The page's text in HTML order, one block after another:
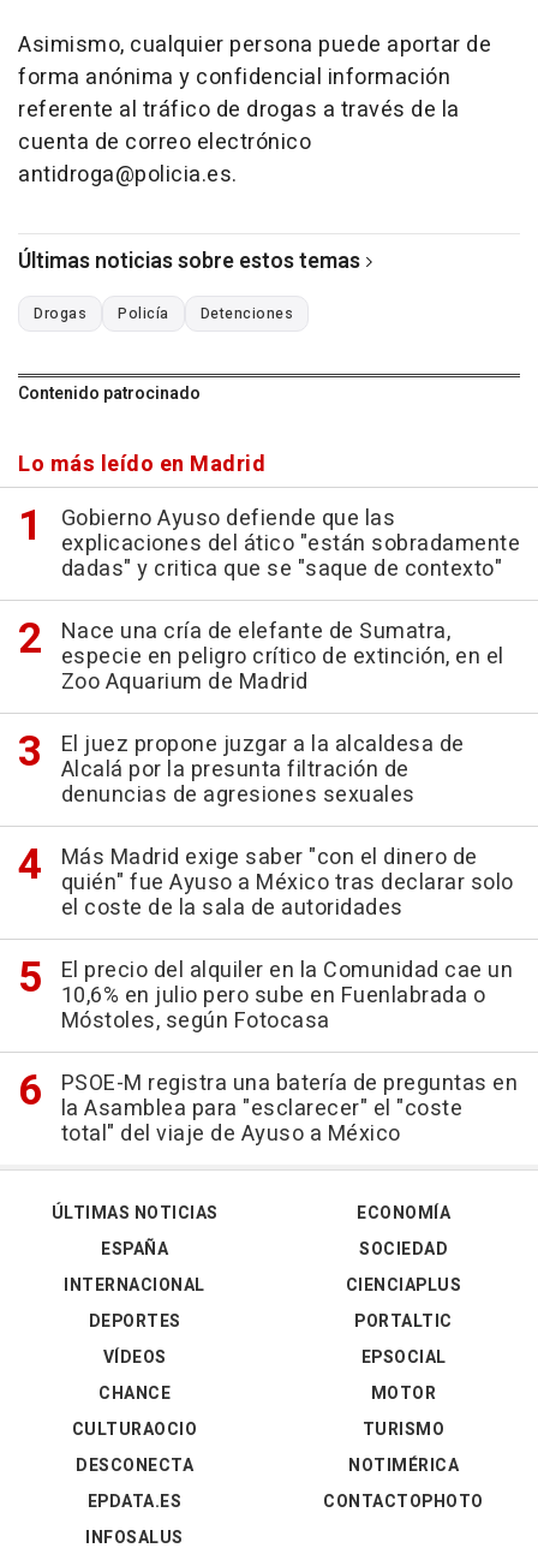
Asimismo, cualquier persona puede aportar de
forma anónima y confidencial información
referente al tráfico de drogas a través de la
cuenta de correo electrónico
antidroga@policia.es.
Últimas noticias sobre estos temas
Drogas Policía Detenciones
Contenido patrocinado
Lo más leído en Madrid
Gobierno Ayuso defiende que las
explicaciones del ático "están sobradamente
dadas" y critica que se "saque de contexto"
Nace una cría de elefante de Sumatra,
especie en peligro crítico de extinción, en el
Zoo Aquarium de Madrid
El juez propone juzgar a la alcaldesa de
Alcalá por la presunta filtración de
denuncias de agresiones sexuales
Más Madrid exige saber "con el dinero de
quién" fue Ayuso a México tras declarar solo
el coste de la sala de autoridades
El precio del alquiler en la Comunidad cae un
10,6% en julio pero sube en Fuenlabrada o
Móstoles, según Fotocasa
PSOE-M registra una batería de preguntas en
la Asamblea para "esclarecer" el "coste
total" del viaje de Ayuso a México
ÚLTIMAS NOTICIAS
ESPAÑA
INTERNACIONAL
DEPORTES
VÍDEOS
ECONOMÍA
SOCIEDAD
CIENCIAPLUS
PORTALTIC
EPSOCIAL
CHANCE
CULTURAOCIO
DESCONECTA
EPDATA.ES
INFOSALUS
MOTOR
TURISMO
NOTIMÉRICA
CONTACTOPHOTO